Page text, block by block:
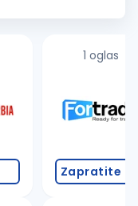
1 oglas
Zapratite